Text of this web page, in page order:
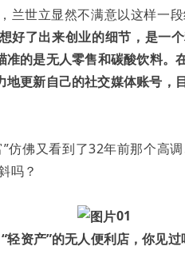
兰世立显然不满意以这样一
好了出来创业的细节，是一
的是无人零售和碳酸饮料。
更新自己的社交媒体账号，
仿佛又看到了32年前那个高
吗？
01
“轻资产”的无人便利店，你见过